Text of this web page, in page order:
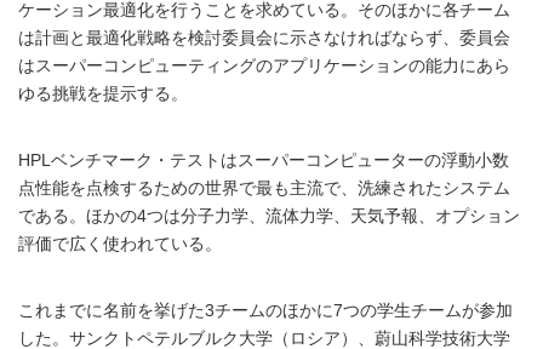
ケーション最適化を行うことを求めている。そのほかに各チーム
は計画と最適化戦略を検討委員会に示さなければならず、委員会
はスーパーコンピューティングのアプリケーションの能力にあら
ゆる挑戦を提示する。
HPLベンチマーク・テストはスーパーコンピューターの浮動小数
点性能を点検するための世界で最も主流で、洗練されたシステム
である。ほかの4つは分子力学、流体力学、天気予報、オプション
評価で広く使われている。
これまでに名前を挙げた3チームのほかに7つの学生チームが参加
した。サンクトペテルブルク大学（ロシア）、蔚山科学技術大学